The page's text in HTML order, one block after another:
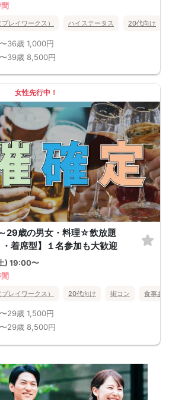
レイワークス） ハイステータス 20代向け
36歳 1,000円
39歳 8,500円
女性先行中！
29歳の男女・料理☆飲放題
着席型】１名参加も大歓迎
) 19:00〜
レイワークス） 20代向け 街コン 食事あ
29歳 1,500円
29歳 8,500円